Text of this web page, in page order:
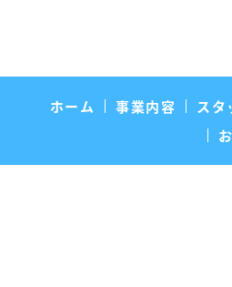
ホーム 事業内容 スタ